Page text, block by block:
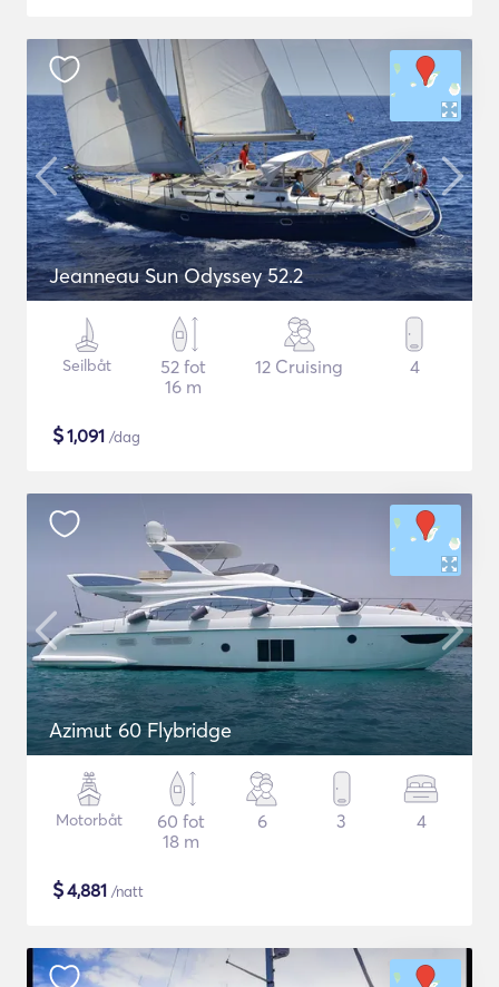
Jeanneau Sun Odyssey 52.2
Seilbåt
52 fot
16 m
12 Cruising 4
$1,091 /dag
Azimut 60 Flybridge
Motorbåt
60 fot
18 m
6 3 4
$4,881 /natt